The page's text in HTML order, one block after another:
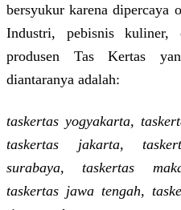
bersyukur karena dipercaya
Industri, pebisnis kuliner,
produsen Tas Kertas
diantaranya adalah:
taskertas yogyakarta,
taskertas jakarta,
surabaya, taskertas
taskertas jawa tengah,